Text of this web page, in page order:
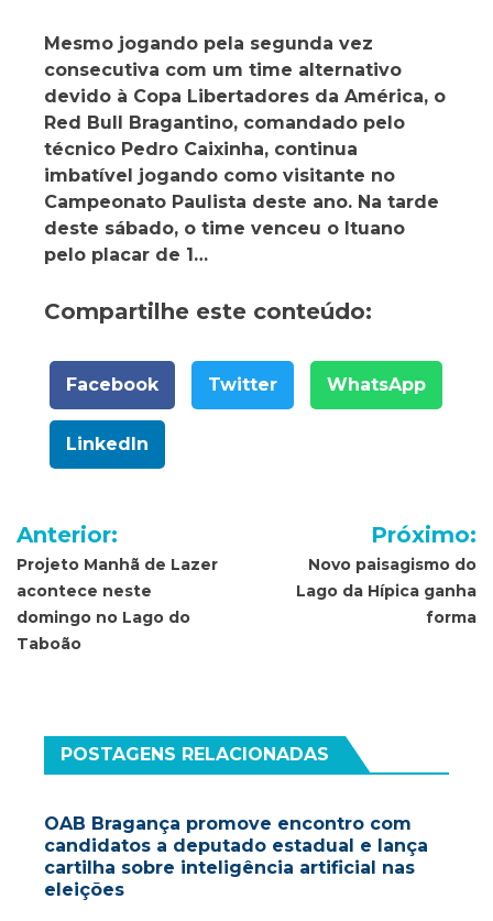
Mesmo jogando pela segunda vez
consecutiva com um time alternativo
devido à Copa Libertadores da América, o
Red Bull Bragantino, comandado pelo
técnico Pedro Caixinha, continua
imbatível jogando como visitante no
Campeonato Paulista deste ano. Na tarde
deste sábado, o time venceu o Ituano
pelo placar de 1…
Compartilhe este conteúdo:
Facebook Twitter WhatsApp
LinkedIn
Navegação
de
Post
Anterior:
Projeto Manhã de Lazer
acontece neste
domingo no Lago do
Taboão
Próximo:
Novo paisagismo do
Lago da Hípica ganha
forma
POSTAGENS RELACIONADAS
OAB Bragança promove encontro com
candidatos a deputado estadual e lança
cartilha sobre inteligência artificial nas
eleições